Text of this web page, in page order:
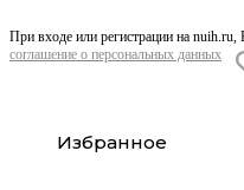
При входе или регистрации на
соглашение о персональных данных
Избранное